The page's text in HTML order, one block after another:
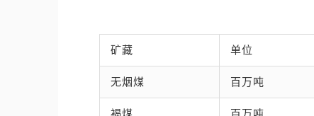
矿藏 单位
无烟煤 百万吨
褐煤 百万吨